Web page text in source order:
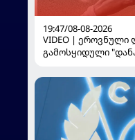
19:47/08-08-2026
VIDEO | ეროვნული
გამოსყიდული